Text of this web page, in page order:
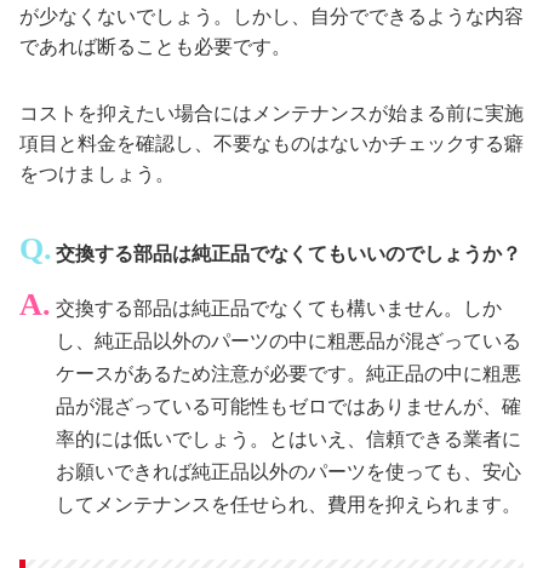
が少なくないでしょう。しかし、自分でできるような内容
であれば断ることも必要です。
コストを抑えたい場合にはメンテナンスが始まる前に実施
項目と料金を確認し、不要なものはないかチェックする癖
をつけましょう。
交換する部品は純正品でなくてもいいのでしょうか？
交換する部品は純正品でなくても構いません。しか
し、純正品以外のパーツの中に粗悪品が混ざっている
ケースがあるため注意が必要です。純正品の中に粗悪
品が混ざっている可能性もゼロではありませんが、確
率的には低いでしょう。とはいえ、信頼できる業者に
お願いできれば純正品以外のパーツを使っても、安心
してメンテナンスを任せられ、費用を抑えられます。